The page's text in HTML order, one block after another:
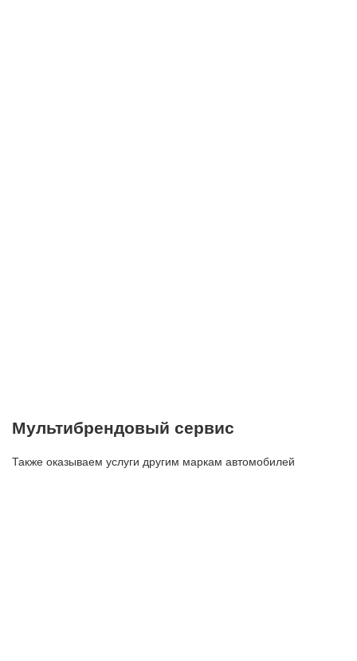
Мультибрендовый сервис
Также оказываем услуги другим маркам автомобилей